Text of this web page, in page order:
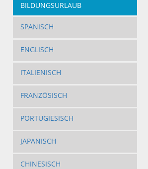
BILDUNGSURLAUB
SPANISCH
ENGLISCH
ITALIENISCH
FRANZÖSISCH
PORTUGIESISCH
JAPANISCH
CHINESISCH